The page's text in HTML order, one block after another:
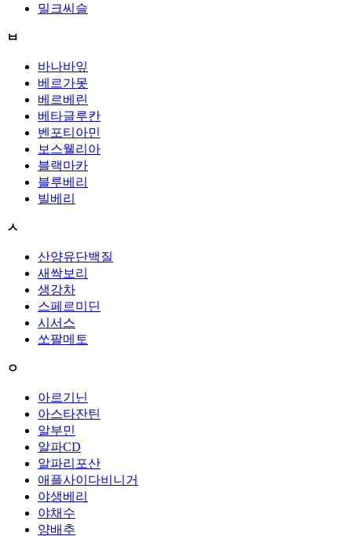
밀크씨슬
ㅂ
바나바잎
베르가못
베르베린
베타글루칸
벤포티아민
보스웰리아
블랙마카
블루베리
빌베리
ㅅ
산양유단백질
새싹보리
생강차
스페르미딘
시서스
쏘팔메토
ㅇ
아르기닌
아스타잔틴
알부민
알파CD
알파리포산
애플사이다비니거
야생베리
야채수
양배추